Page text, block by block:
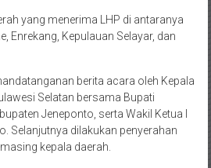
yang menerima LHP di antaranya
Enrekang, Kepulauan Selayar, dan
berita acara oleh Kepala
Selatan bersama Bupati
Jeneponto, serta Wakil Ketua I
Selanjutnya dilakukan penyerahan
kepala daerah.